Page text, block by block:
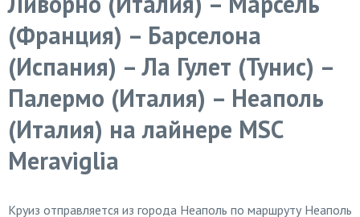
(Франция) – Барселона
(Испания) – Ла Гулет (Тунис) –
Палермо (Италия) – Неаполь
(Италия) на лайнере MSC
Meraviglia
Круиз отправляется из города Неаполь по маршруту Неаполь